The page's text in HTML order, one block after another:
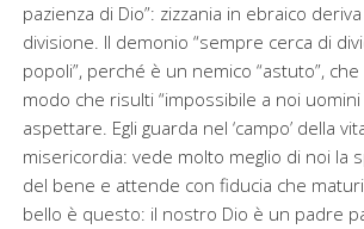
pazienza di Dio”: zizzania in ebraico
divisione. Il demonio “sempre cerca di
popoli”, perché è un nemico “astuto”,
modo che risulti “impossibile a noi
aspettare. Egli guarda nel ‘campo’ della
misericordia: vede molto meglio di noi la
del bene e attende con fiducia che
bello è questo: il nostro Dio è un padre